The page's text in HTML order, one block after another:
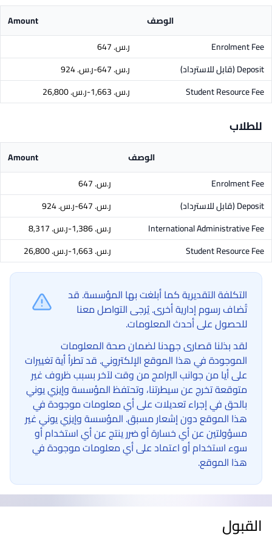
الوصف
Amount
Enrolment Fee
ر.س.‏ 647
Deposit(قابل للاسترداد)
ر.س.‏ 647-ر.س.‏ 924
Student Resource Fee
ر.س.‏ 1,663-ر.س.‏ 26,800
للطلاب
الوصف
Amount
Enrolment Fee
ر.س.‏ 647
Deposit(قابل للاسترداد)
ر.س.‏ 647-ر.س.‏ 924
International Administrative Fee
ر.س.‏ 1,386-ر.س.‏ 8,317
Student Resource Fee
ر.س.‏ 1,663-ر.س.‏ 26,800
التكلفة التقديرية كما أبلغت بها المؤسسة. قد
تُضاف رسوم إدارية أخرى. يُرجى التواصل معنا
للحصول على أحدث المعلومات.
لقد بذلنا قصارى جهدنا لضمان صحة المعلومات
الموجودة في هذا الموقع الإلكتروني. قد تطرأ أية تغييرات
على أيا من جوانب البرامج من وقت لآخر بسبب ظروف غير
متوقعة تخرج عن سيطرتنا، وتحتفظ المؤسسة وإيزي يوني
بالحق في إجراء تعديلات على أي معلومات موجودة في
هذا الموقع دون إشعار مسبق. المؤسسة وإيزي يوني غير
مسؤولتين عن أي خسارة أو ضرر ينتج عن أي استخدام أو
سوء استخدام أو اعتماد على أي معلومات موجودة في
هذا الموقع.
القبول